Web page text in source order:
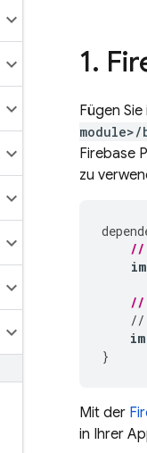
1.
Fügen
Firebase
zu
//
//
//
}
Mit der
in Ihrer